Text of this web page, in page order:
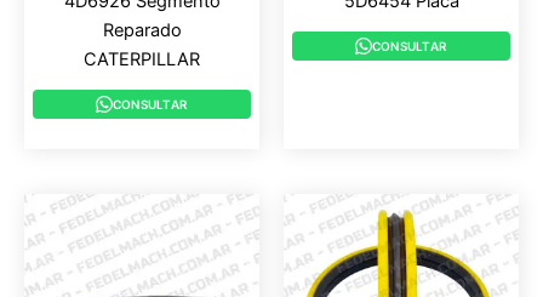
Reparado
CATERPILLAR
CONSULTAR
CONSULTAR